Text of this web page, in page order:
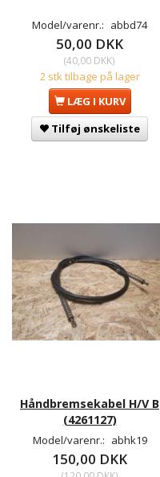
Model/varenr.: abbd74
50,00 DKK
(40,00 DKK)
2 stk tilbage på lager
LÆG I KURV
Tilføj ønskeliste
Håndbremsekabel H/V B
(4261127)
Model/varenr.: abhk19
150,00 DKK